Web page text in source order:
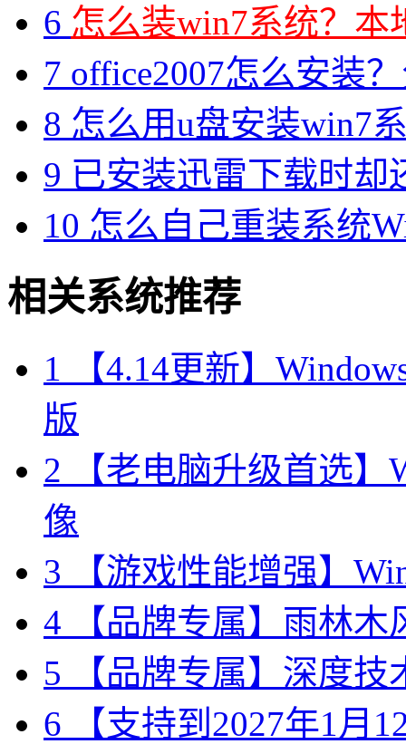
6 怎么装win7系统？本
7 office2007怎么安装
8 怎么用u盘安装win7
9 已安装迅雷下载时却
10 怎么自己重装系统
相关系统推荐
1 【4.14更新】
版
2 【老电脑升级首选】
像
3 【游戏性能增强】
4 【品牌专属】雨林木
5 【品牌专属】深度技
6 【支持到2027年1月